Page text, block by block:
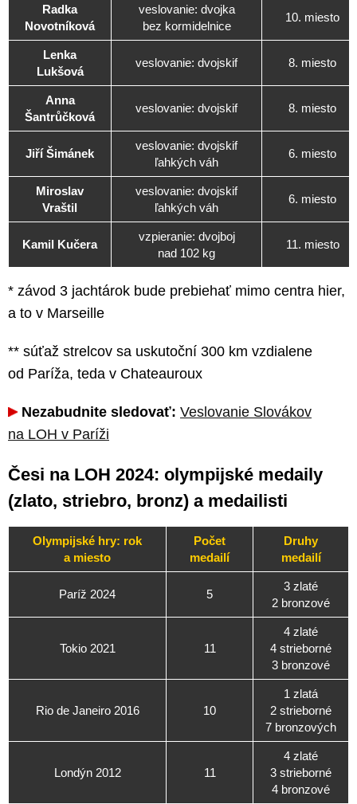
Radka
Novotníková
veslovanie: dvojka
bez kormidelnice
10. miesto
Lenka
Lukšová
veslovanie: dvojskif 8. miesto
Anna
Šantrůčková
veslovanie: dvojskif 8. miesto
Jiří Šimánek
veslovanie: dvojskif
ľahkých váh
6. miesto
Miroslav
Vraštil
veslovanie: dvojskif
ľahkých váh
6. miesto
Kamil Kučera
vzpieranie: dvojboj
nad 102 kg
11. miesto
* závod 3 jachtárok bude prebiehať mimo centra hier,
a to v Marseille
** súťaž strelcov sa uskutoční 300 km vzdialene
od Paríža, teda v Chateauroux
Nezabudnite sledovať: Veslovanie Slovákov
na LOH v Paríži
Česi na LOH 2024: olympijské medaily
(zlato, striebro, bronz) a medailisti
Olympijské hry: rok
a miesto
Počet
medailí
Druhy
medailí
Paríž 2024 5
3 zlaté
2 bronzové
Tokio 2021 11
4 zlaté
4 strieborné
3 bronzové
Rio de Janeiro 2016 10
1 zlatá
2 strieborné
7 bronzových
Londýn 2012 11
4 zlaté
3 strieborné
4 bronzové